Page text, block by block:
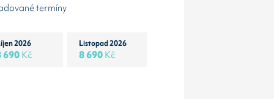
termíny
2026
690Kč
Listopad 2026
8 690Kč